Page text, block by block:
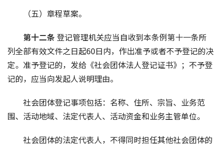
（五）章程草案。
第十二条 登记管理机关应当自收到本条例第十一条所
列全部有效文件之日起60日内，作出准予或者不予登记的决
定。准予登记的，发给《社会团体法人登记证书》；不予登
记的，应当向发起人说明理由。
社会团体登记事项包括：名称、住所、宗旨、业务范
围、活动地域、法定代表人、活动资金和业务主管单位。
社会团体的法定代表人，不得同时担任其他社会团体的